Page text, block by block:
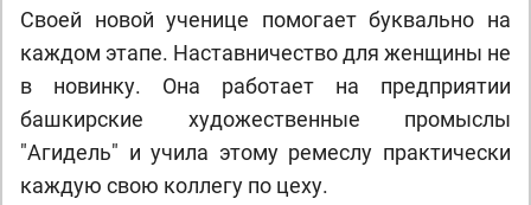
Своей новой ученице помогает буквально на
каждом этапе. Наставничество для женщины не
в новинку. Она работает на предприятии
башкирские художественные промыслы
"Агидель" и учила этому ремеслу практически
каждую свою коллегу по цеху.